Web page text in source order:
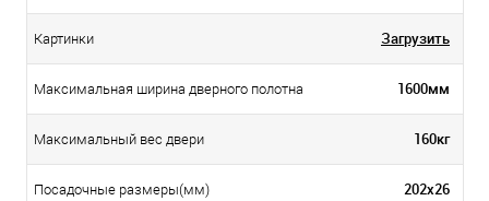
Картинки Загрузить
Максимальная ширина дверного полотна 1600мм
Максимальный вес двери 160кг
Посадочные размеры(мм) 202х26